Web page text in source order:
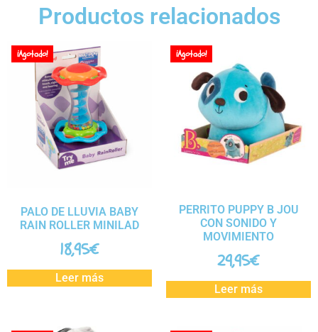
Productos relacionados
¡Agotado!
PALO DE LLUVIA BABY
RAIN ROLLER MINILAD
18,95€
Leer más
¡Agotado!
PERRITO PUPPY B JOU
CON SONIDO Y
MOVIMIENTO
29,95€
Leer más